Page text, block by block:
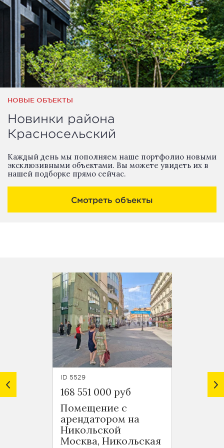
НОВЫЕ ОБЪЕКТЫ
Новинки района
Красносельский
Каждый день мы пополняем наше портфолио новыми
эксклюзивными объектами. Вы можете увидеть их в
нашей подборке прямо сейчас.
Смотреть объекты
ID 5529
168 551 000 руб
Помещение с
арендатором на
Никольской
Москва, Никольская
221